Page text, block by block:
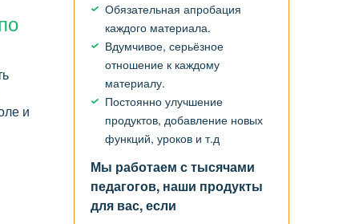
и
Обязательная апробация
каждого материала.
Вдумчивое, серьёзное
отношение к каждому
материалу.
Постоянно улучшение
продуктов, добавление новых
функций, уроков и т.д
Мы работаем с тысячами
педагогов, наши продукты
для вас, если